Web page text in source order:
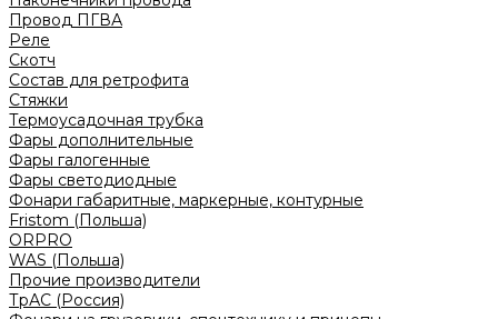
Провод ПГВА
Реле
Скотч
Состав для ретрофита
Стяжки
Термоусадочная трубка
Фары дополнительные
Фары галогенные
Фары светодиодные
Фонари габаритные, маркерные, контурные
Fristom (Польша)
ORPRO
WAS (Польша)
Прочие производители
ТрАС (Россия)